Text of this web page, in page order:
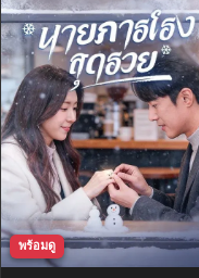
พร้อมดู